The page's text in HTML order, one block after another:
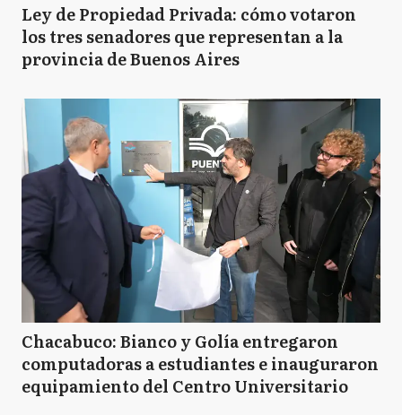
Ley de Propiedad Privada: cómo votaron
los tres senadores que representan a la
provincia de Buenos Aires
Chacabuco: Bianco y Golía entregaron
computadoras a estudiantes e inauguraron
equipamiento del Centro Universitario